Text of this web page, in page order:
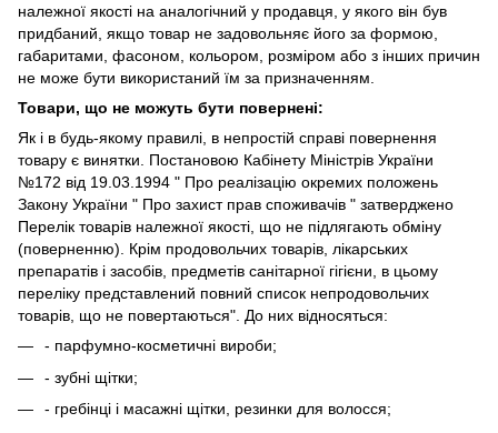
належної якості на аналогічний у продавця, у якого він був
придбаний, якщо товар не задовольняє його за формою,
габаритами, фасоном, кольором, розміром або з інших причин
не може бути використаний їм за призначенням.
Товари, що не можуть бути повернені:
Як і в будь-якому правилі, в непростій справі повернення
товару є винятки. Постановою Кабінету Міністрів України
№172 від 19.03.1994 " Про реалізацію окремих положень
Закону України " Про захист прав споживачів " затверджено
Перелік товарів належної якості, що не підлягають обміну
(поверненню). Крім продовольчих товарів, лікарських
препаратів і засобів, предметів санітарної гігієни, в цьому
переліку представлений повний список непродовольчих
товарів, що не повертаються". До них відносяться:
- парфумно-косметичні вироби;
- зубні щітки;
- гребінці і масажні щітки, резинки для волосся;